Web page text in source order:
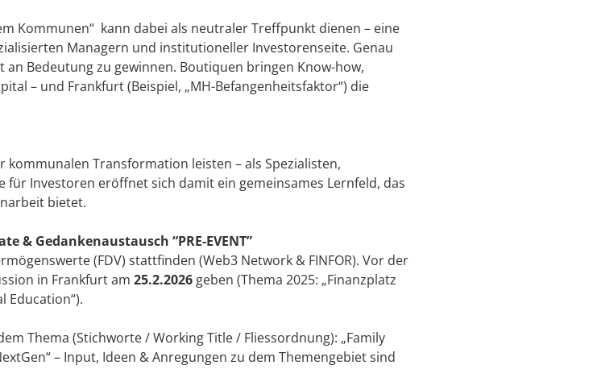
Kommunen“ kann dabei als neutraler Treffpunkt dienen – eine
Managern und institutioneller Investorenseite. Genau
an Bedeutung zu gewinnen. Boutiquen bringen Know-how,
– und Frankfurt (Beispiel, „MH-Befangenheitsfaktor“) die
Transformation leisten – als Spezialisten,
Investoren eröffnet sich damit ein gemeinsames Lernfeld, das
bietet.
& Gedankenaustausch “PRE-EVENT”
(FDV) stattfinden (Web3 Network & FINFOR). Vor der
in Frankfurt am 25.2.2026 geben (Thema 2025: „Finanzplatz
Education“).
Thema (Stichworte / Working Title / Fliessordnung): „Family
– Input, Ideen & Anregungen zu dem Themengebiet sind